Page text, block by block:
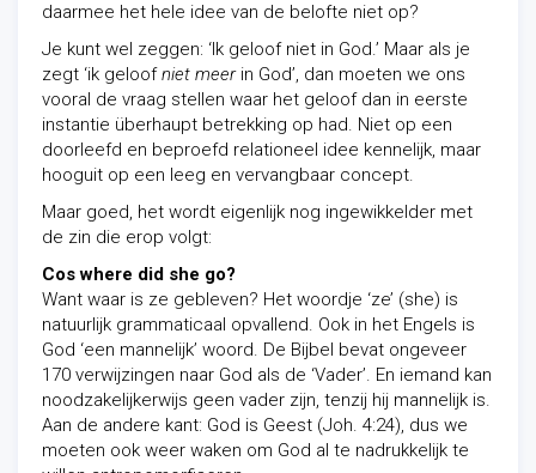
daarmee het hele idee van de belofte niet op?
Je kunt wel zeggen: ‘Ik geloof niet in God.’ Maar als je
zegt ‘ik geloofniet meerin God’, dan moeten we ons
vooral de vraag stellen waar het geloof dan in eerste
instantie überhaupt betrekking op had. Niet op een
doorleefd en beproefd relationeel idee kennelijk, maar
hooguit op een leeg en vervangbaar concept.
Maar goed, het wordt eigenlijk nog ingewikkelder met
de zin die erop volgt:
Cos where did she go?
Want waar is ze gebleven? Het woordje ‘ze’ (she) is
natuurlijk grammaticaal opvallend. Ook in het Engels is
God ‘een mannelijk’ woord. De Bijbel bevat ongeveer
170 verwijzingen naar God als de ‘Vader’. En iemand kan
noodzakelijkerwijs geen vader zijn, tenzij hij mannelijk is.
Aan de andere kant: God is Geest (Joh. 4:24), dus we
moeten ook weer waken om God al te nadrukkelijk te